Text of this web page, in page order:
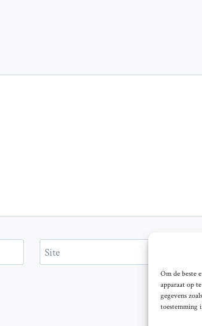
Om de beste
apparaat op
gegevens
toestemming
Site